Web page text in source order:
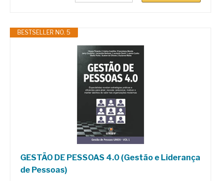
BESTSELLER NO. 5
GESTÃO DE PESSOAS 4.0 (Gestão e Liderança
de Pessoas)